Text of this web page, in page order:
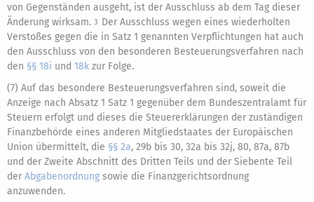
von Gegenständen ausgeht, ist der Ausschluss ab dem Tag dieser
Änderung wirksam. 3 Der Ausschluss wegen eines wiederholten
Verstoßes gegen die in Satz 1 genannten Verpflichtungen hat auch
den Ausschluss von den besonderen Besteuerungsverfahren nach
den §§ 18i und 18k zur Folge.
(7) Auf das besondere Besteuerungsverfahren sind, soweit die
Anzeige nach Absatz 1 Satz 1 gegenüber dem Bundeszentralamt für
Steuern erfolgt und dieses die Steuererklärungen der zuständigen
Finanzbehörde eines anderen Mitgliedstaates der Europäischen
Union übermittelt, die §§ 2a, 29b bis 30, 32a bis 32j, 80, 87a, 87b
und der Zweite Abschnitt des Dritten Teils und der Siebente Teil
der Abgabenordnung sowie die Finanzgerichtsordnung
anzuwenden.